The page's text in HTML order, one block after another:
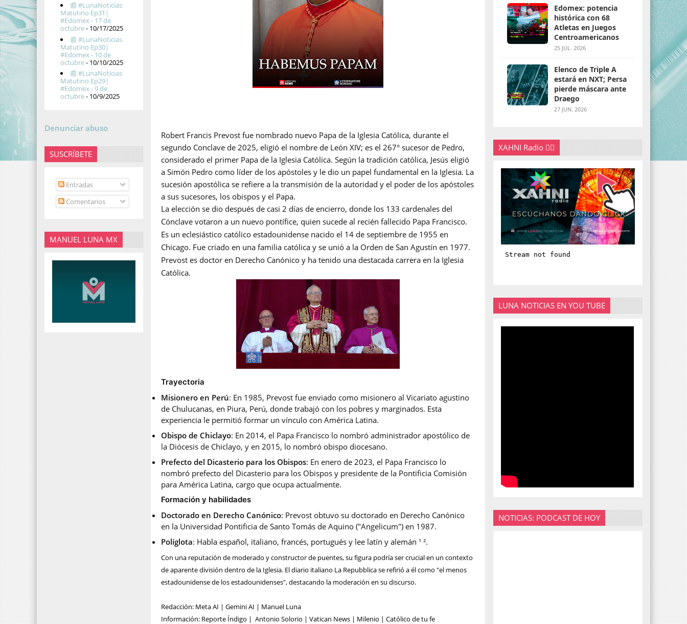
📰 #LunaNoticias
Matutino Ep31|
#Edomex - 17 de
octubre- 10/17/2025
📰 #LunaNoticias
Matutino Ep30|
#Edomex - 10 de
octubre- 10/10/2025
📰 #LunaNoticias
Matutino Ep29|
#Edomex - 9 de
octubre- 10/9/2025
Denunciar abuso
SUSCRÍBETE
Entradas
Comentarios
MANUEL LUNA MX
Robert Francis Prevost fue nombrado nuevo Papa de la Iglesia Católica, durante el
segundo Conclave de 2025, eligió el nombre de León XIV; es el 267° sucesor de Pedro,
considerado el primer Papa de la Iglesia Católica. Según la tradición católica, Jesús eligió
a Simón Pedro como líder de los apóstoles y le dio un papel fundamental en la Iglesia. La
sucesión apostólica se refiere a la transmisión de la autoridad y el poder de los apóstoles
a sus sucesores, los obispos y el Papa.
La elección se dio después de casi 2 días de encierro, donde los 133 cardenales del
Cónclave votaron a un nuevo pontífice, quien sucede al recién fallecido Papa Francisco.
Es un eclesiástico católico estadounidense nacido el 14 de septiembre de 1955 en
Chicago. Fue criado en una familia católica y se unió a la Orden de San Agustín en 1977.
Prevost es doctor en Derecho Canónico y ha tenido una destacada carrera en la Iglesia
Católica.
Trayectoria
Misionero en Perú: En 1985, Prevost fue enviado como misionero al Vicariato agustino
de Chulucanas, en Piura, Perú, donde trabajó con los pobres y marginados. Esta
experiencia le permitió formar un vínculo con América Latina.
Obispo de Chiclayo: En 2014, el Papa Francisco lo nombró administrador apostólico de
la Diócesis de Chiclayo, y en 2015, lo nombró obispo diocesano.
Prefecto del Dicasterio para los Obispos: En enero de 2023, el Papa Francisco lo
nombró prefecto del Dicasterio para los Obispos y presidente de la Pontificia Comisión
para América Latina, cargo que ocupa actualmente.
Formación y habilidades
Doctorado en Derecho Canónico: Prevost obtuvo su doctorado en Derecho Canónico
en la Universidad Pontificia de Santo Tomás de Aquino ("Angelicum") en 1987.
Políglota: Habla español, italiano, francés, portugués y lee latín y alemán ¹ ².
Con una reputación de moderado y constructor de puentes, su figura podría ser crucial en un contexto
de aparente división dentro de la Iglesia. El diario italiano La Repubblica se refirió a él como "el menos
estadounidense de los estadounidenses", destacando la moderación en su discurso.
Redacción: Meta AI | Gemini AI | Manuel Luna
Información: Reporte Índigo | Antonio Solorio | Vatican News | Milenio | Católico de tu fe
Edomex: potencia
histórica con 68
Atletas en Juegos
Centroamericanos
25 JUL. 2026
Elenco de Triple A
estará en NXT; Persa
pierde máscara ante
Draego
27 JUN. 2026
XAHNI Radio 👇🏽
LUNA NOTICIAS EN YOU TUBE
NOTICIAS: PODCAST DE HOY